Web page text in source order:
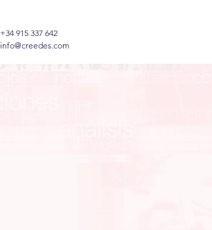
+34 915 337 642
info@creedes.com